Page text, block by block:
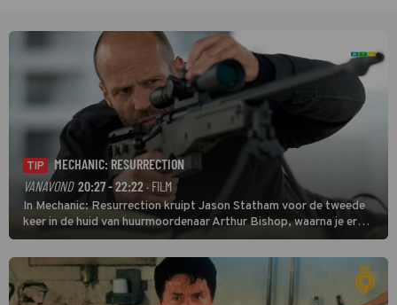
TIP
MECHANIC: RESURRECTION
VANAVOND 20:27 - 22:22· FILM
In Mechanic: Resurrection kruipt Jason Statham voor de tweede
keer in de huid van huurmoordenaar Arthur Bishop, waarna je er
donder op kunt zeggen dat er van Bishops geplande pensioen niet
veel terechtkomt.